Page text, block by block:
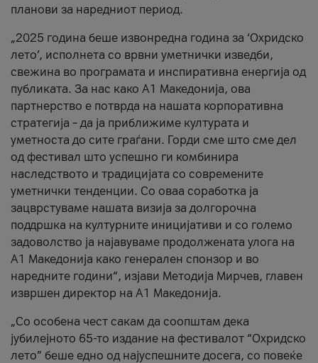
планови за наредниот период.
„2025 година беше извонредна година за ‘Охридско
лето’, исполнета со врвни уметнички изведби,
свежина во програмата и инспиративна енергија од
публиката. За нас како A1 Македонија, ова
партнерство е потврда на нашата корпоративна
стратегија – да ја приближиме културата и
уметноста до сите граѓани. Горди сме што сме дел
од фестивал што успешно ги комбинира
наследството и традицијата со современите
уметнички тенденции. Со оваа соработка ја
зацврстуваме нашата визија за долгорочна
поддршка на културните иницијативи и со големо
задоволство ја најавуваме продолжената улога на
A1 Македонија како генерален спонзор и во
наредните години“, изјави Методија Мирчев, главен
извршен директор на A1 Македонија.
„Со особена чест сакам да соопштам дека
јубилејното 65-то издание на фестивалот “Охридско
лето” беше едно од најуспешните досега, со повеќе